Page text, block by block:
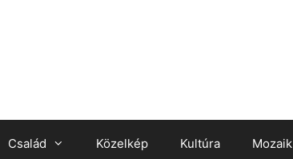
Család Közelkép Kultúra Mozaik